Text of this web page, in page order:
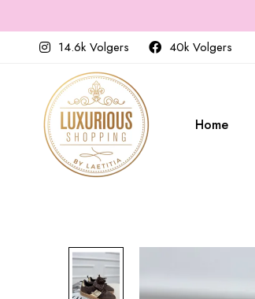
14.6k Volgers
40k Volgers
Home